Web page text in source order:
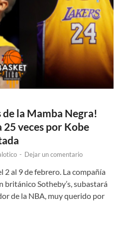
de la Mamba Negra!
veces por Kobe
- Dejar un comentario
2 al 9 de febrero. La compañía
británico Sotheby’s, subastará
de la NBA, muy querido por